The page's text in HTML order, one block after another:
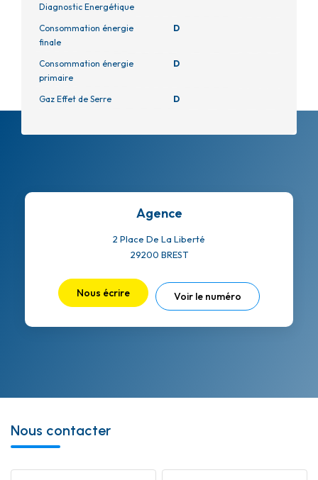
Diagnostic Energétique
Consommation énergie
finale
D
Consommation énergie
primaire
D
Gaz Effet de Serre D
Agence
2 Place De La Liberté
29200 BREST
Nous écrire Voir le numéro
Nous contacter